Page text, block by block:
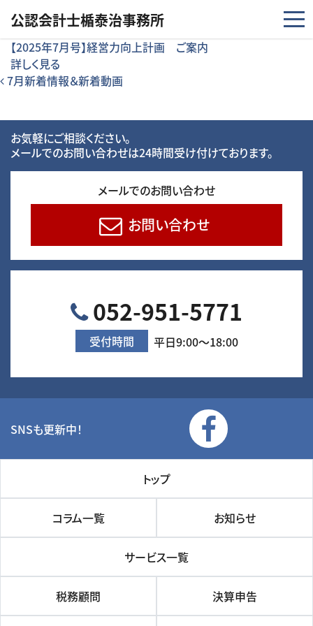
公認会計士楯泰治事務所
【2025年7月号】経営力向上計画 ご案内
詳しく見る
投稿ナビゲーション
7月新着情報＆新着動画
お気軽にご相談ください。
メールでのお問い合わせは24時間受け付けております。
メールでのお問い合わせ
お問い合わせ
052-951-5771
受付時間 平日9:00～18:00
SNSも更新中！
トップ
コラム一覧 お知らせ
サービス一覧
税務顧問 決算申告